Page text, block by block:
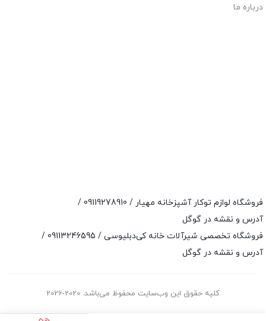
درباره ما
فروشگاه لوازم توکار آشپزخانه مهیار / 09119278910
/
آدرس و نقشه در گوگل
فروشگاه تخصصی شیرآلات خانه کی‌دبلیوسی / 09113246595
/
آدرس و نقشه در گوگل
کلیه حقوق این وب‌سایت محفوظ می‌باشد. 2020-2026